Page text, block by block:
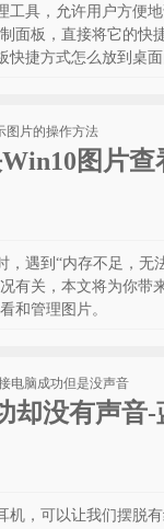
工具，允许用户方便
面板，直接将它的快
快捷方式怎么放到桌
图片
，遇到“内存不足，
有关，本文将为你带
和管理图片。
却没有声音
机，可以让我们摆脱